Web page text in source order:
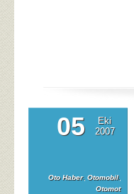
05
Eki
2007
Oto Haber, Otomobil,
Otomot